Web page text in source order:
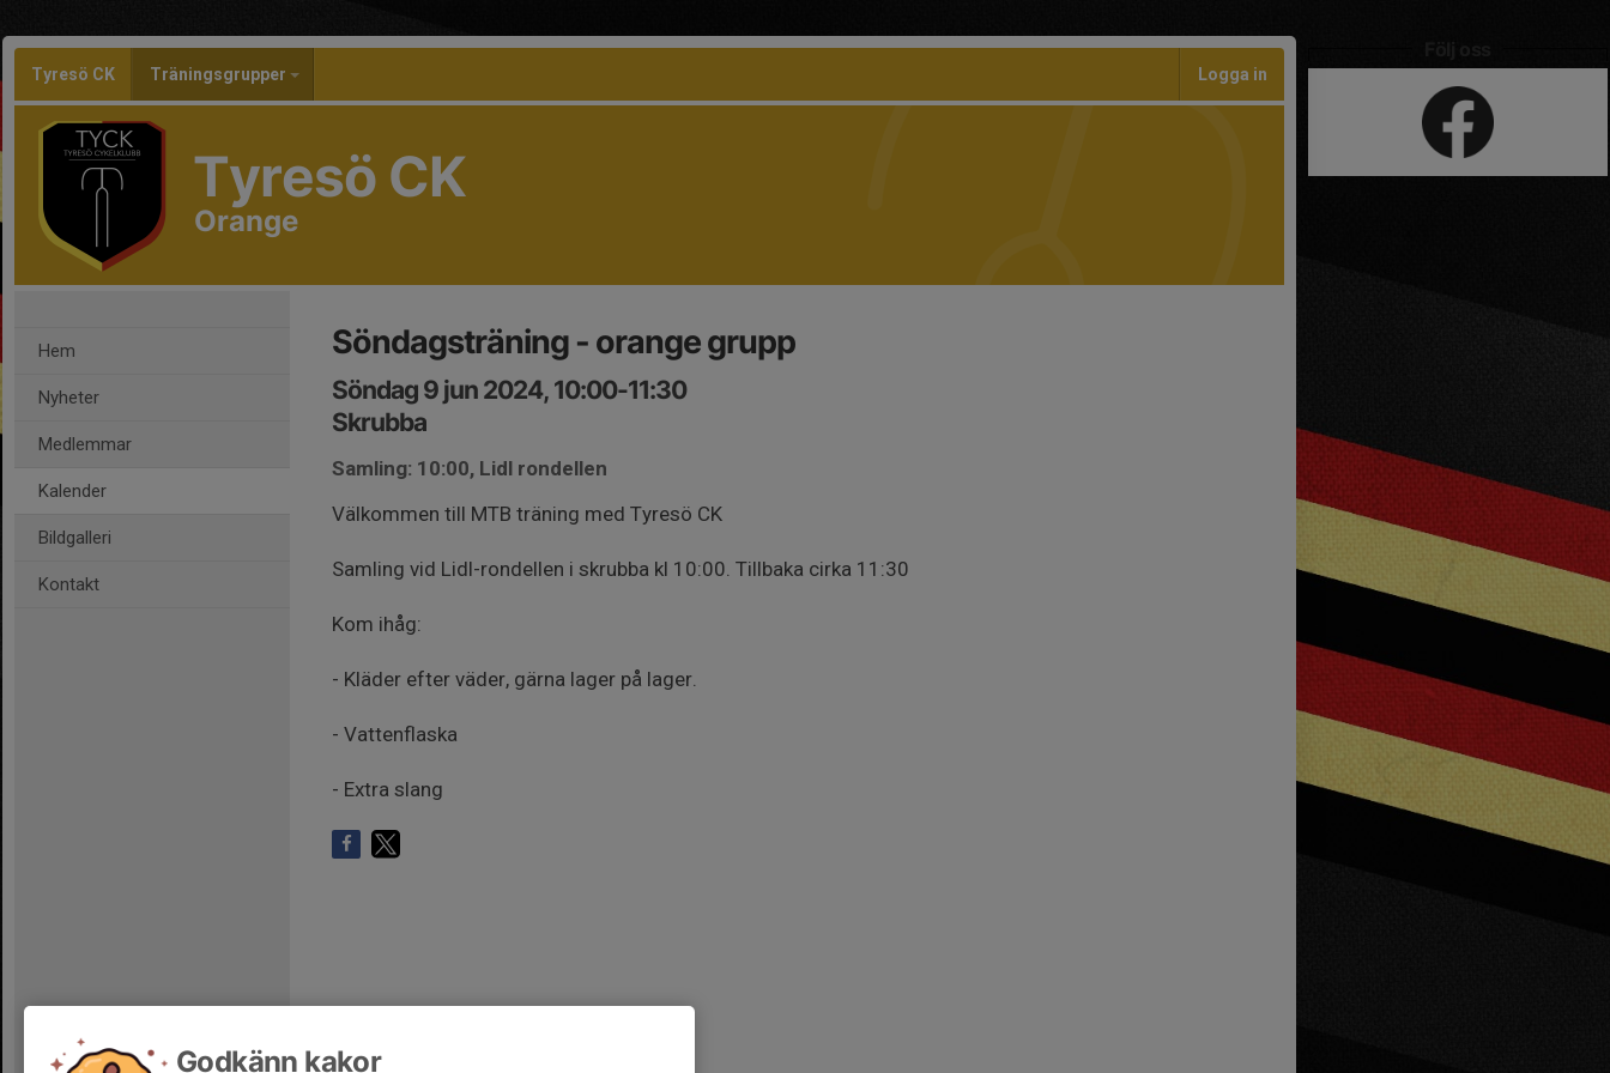
Tyresö CK Träningsgrupper Logga in
Tyresö CK
Orange
Hem
Nyheter
Medlemmar
Kalender
Bildgalleri
Kontakt
Söndagsträning - orange grupp
Söndag 9 jun 2024, 10:00-11:30
Skrubba
Samling: 10:00, Lidl rondellen
Välkommen till MTB träning med Tyresö CK
Samling vid Lidl-rondellen i skrubba kl 10:00. Tillbaka cirka 11:30
Kom ihåg:
- Kläder efter väder, gärna lager på lager.
- Vattenflaska
- Extra slang
Godkänn kakor